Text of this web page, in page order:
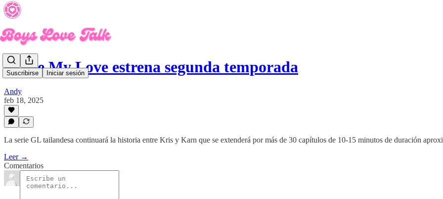
Suscribirse Iniciar sesión
Apple My Love estrena segunda temporada
Andy
feb 18, 2025
La serie GL tailandesa continuará la historia entre Kris y Karn que se extenderá por más de 30 capítulos de 10-15 minutos de duración
Leer →
Comentarios